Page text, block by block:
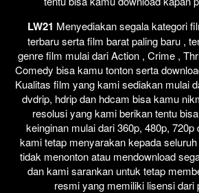
LW21 Menyediakan segala kategori
terbaru serta film barat paling baru ,
genre film mulai dari Action , Crime ,
Comedy bisa kamu tonton serta
Kualitas film yang kami sediakan mulai
dvdrip, hdrip dan hdcam bisa kamu
resolusi yang kami berikan tentu
keinginan mulai dari 360p, 480p, 720p
kami tetap menyarakan kepada
tidak menonton atau mendownload
dan kami sarankan untuk tetap
resmi yang memiliki lisensi dari